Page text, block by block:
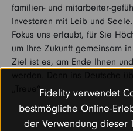
familien- und mitarbeiter-
Investoren mit Leib und
Fokus uns erlaubt, für Sie
um Ihre Zukunft gemeinsam
Ziel ist es, am Ende Ihnen
„Treue“.Fidelity verwendet
bestmögliche Online-
der Verwendung dieser